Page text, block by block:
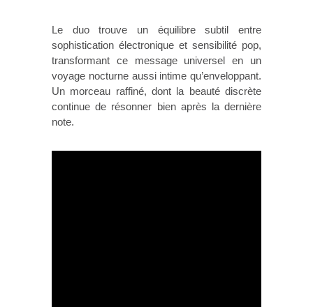
Le duo trouve un équilibre subtil entre
sophistication électronique et sensibilité pop,
transformant ce message universel en un
voyage nocturne aussi intime qu’enveloppant.
Un morceau raffiné, dont la beauté discrète
continue de résonner bien après la dernière
note.